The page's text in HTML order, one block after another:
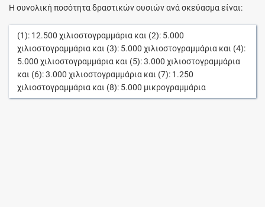
Η συνολική ποσότητα δραστικών ουσιών ανά σκεύασμα είναι:
(1): 12.500 χιλιοστογραμμάρια και (2): 5.000
χιλιοστογραμμάρια και (3): 5.000 χιλιοστογραμμάρια και (4):
5.000 χιλιοστογραμμάρια και (5):3.000 χιλιοστογραμμάρια
και (6):3.000 χιλιοστογραμμάρια και (7): 1.250
χιλιοστογραμμάρια και (8): 5.000 μικρογραμμάρια